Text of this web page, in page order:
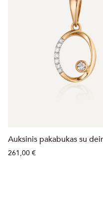
Auksinis pakabukas su
261,00 €